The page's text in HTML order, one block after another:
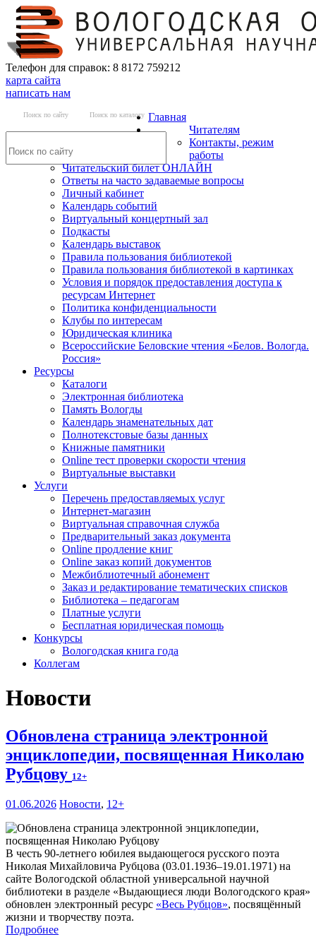
Телефон для справок: 8 8172 759212
карта сайта
написать нам
Поиск по сайту Поиск по каталогу Главная
Читателям
Контакты, режим
работы
Читательский билет ОНЛАЙН
Ответы на часто задаваемые вопросы
Личный кабинет
Календарь событий
Виртуальный концертный зал
Подкасты
Календарь выставок
Правила пользования библиотекой
Правила пользования библиотекой в картинках
Условия и порядок предоставления доступа к
ресурсам Интернет
Политика конфиденциальности
Клубы по интересам
Юридическая клиника
Всероссийские Беловские чтения «Белов. Вологда.
Россия»
Ресурсы
Каталоги
Электронная библиотека
Память Вологды
Календарь знаменательных дат
Полнотекстовые базы данных
Книжные памятники
Online тест проверки скорости чтения
Виртуальные выставки
Услуги
Перечень предоставляемых услуг
Интернет-магазин
Виртуальная справочная служба
Предварительный заказ документа
Online продление книг
Online заказ копий документов
Межбиблиотечный абонемент
Заказ и редактирование тематических списков
Библиотека – педагогам
Платные услуги
Бесплатная юридическая помощь
Конкурсы
Вологодская книга года
Коллегам
Новости
Обновлена страница электронной
энциклопедии, посвященная Николаю
Рубцову 12+
01.06.2026 Новости, 12+
В честь 90-летнего юбилея выдающегося русского поэта
Николая Михайловича Рубцова (03.01.1936–19.01.1971) на
сайте Вологодской областной универсальной научной
библиотеки в разделе «Выдающиеся люди Вологодского края»
обновлен электронный ресурс «Весь Рубцов», посвящённый
жизни и творчеству поэта.
Подробнее